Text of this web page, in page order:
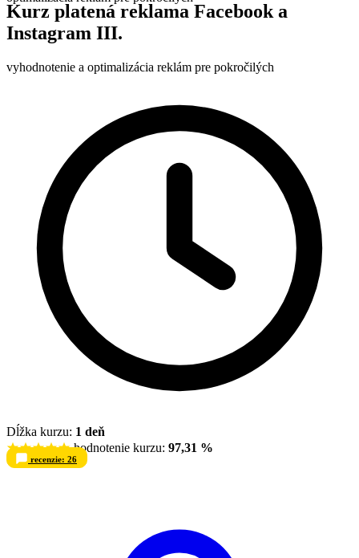
Kurz platená reklama Facebook a
Instagram III.
vyhodnotenie a optimalizácia reklám pre pokročilých
Dĺžka kurzu: 1 deň
hodnotenie kurzu: 97,31 %
recenzie: 26